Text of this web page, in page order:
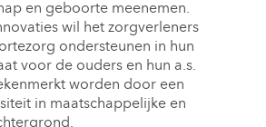
en geboorte meenemen.
wil het zorgverleners
ondersteunen in hun
voor de ouders en hun a.s.
worden door een
in maatschappelijke en